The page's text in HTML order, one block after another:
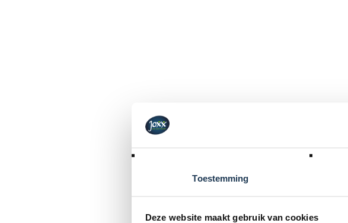
Toestemming
Deze website maakt gebruik van cookies